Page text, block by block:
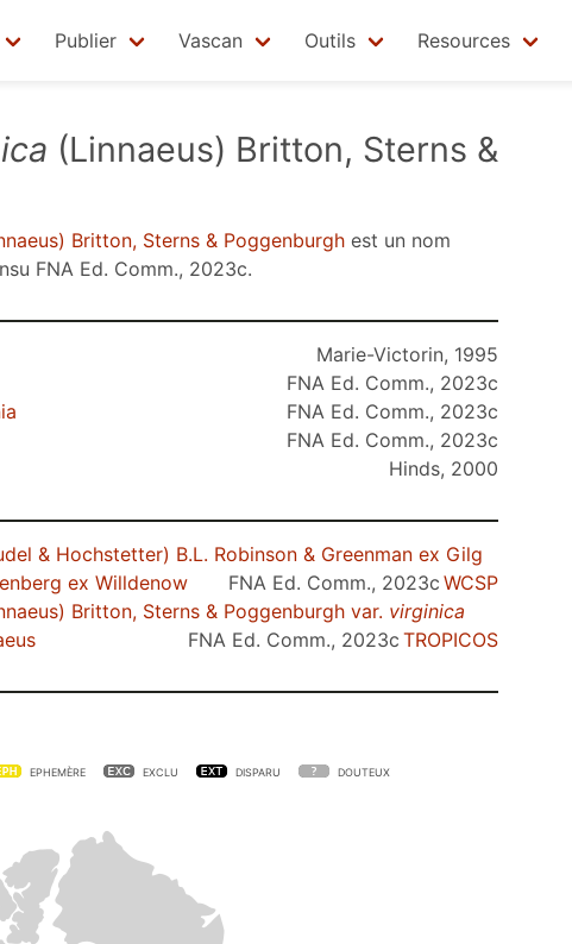
Publier Vascan Outils Resources
(Linnaeus) Britton, Sterns &
Britton, Sterns & Poggenburgh est un nom
FNA Ed. Comm., 2023c.
Marie-Victorin, 1995
FNA Ed. Comm., 2023c
FNA Ed. Comm., 2023c
FNA Ed. Comm., 2023c
Hinds, 2000
& Hochstetter) B.L. Robinson & Greenman ex Gilg
WCSP
ex Willdenow
FNA Ed. Comm., 2023c
Britton, Sterns & Poggenburgh var. virginica
TROPICOS
FNA Ed. Comm., 2023c
EPHEMÈRE EXCLU DISPARU DOUTEUX